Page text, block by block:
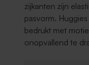
zijkanten zijn
pasvorm.
bedrukt met
onopvallend te